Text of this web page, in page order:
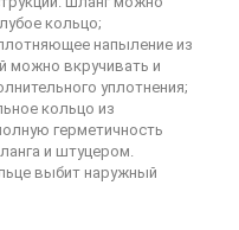
кольцо;
напыление из
можно вкручивать и
уплотнения;
кольцо из
герметичность
и штуцером.
выбит наружный